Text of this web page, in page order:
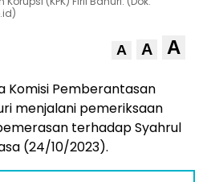
A A A
Komisi Pemberantasan
menjalani pemeriksaan
terhadap Syahrul
(24/10/2023).